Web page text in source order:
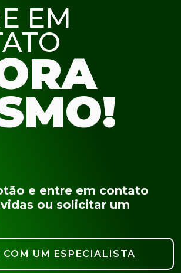
EM
e entre em contato
ou solicitar um
COM UM ESPECIALISTA